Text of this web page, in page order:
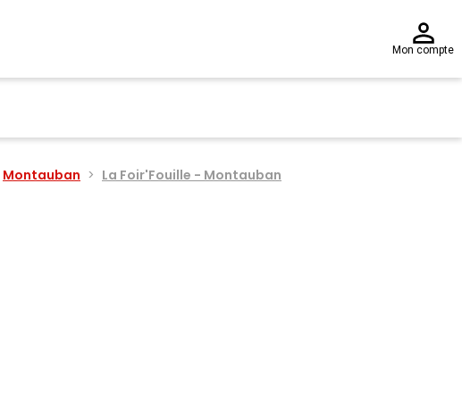
Mon compte
Montauban La Foir'Fouille - Montauban